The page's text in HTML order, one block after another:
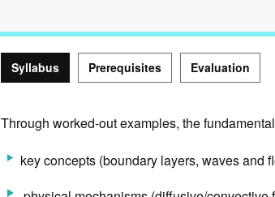
Syllabus Prerequisites Evaluation
Syllabus
Through worked-out examples, the
key concepts (boundary layers, waves and